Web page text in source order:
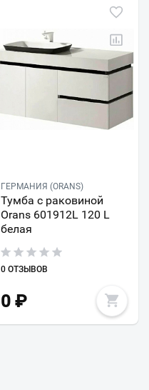
ГЕРМАНИЯ (ORANS)
Тумба с раковиной
Orans 601912L 120 L
белая
0 ОТЗЫВОВ
0₽